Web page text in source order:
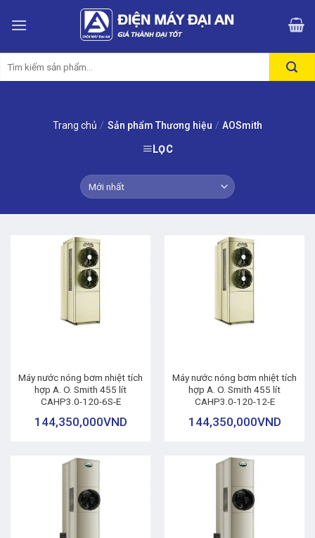
kiếm:
Trang chủ / Sản phẩm Thương hiệu / AOSmith
LỌC
Máy nước nóng bơm nhiệt tích
hợp A. O. Smith 455 lít
CAHP3.0-120-6S-E
144,350,000VND
Máy nước nóng bơm nhiệt tích
hợp A. O. Smith 455 lít
CAHP3.0-120-12-E
144,350,000VND